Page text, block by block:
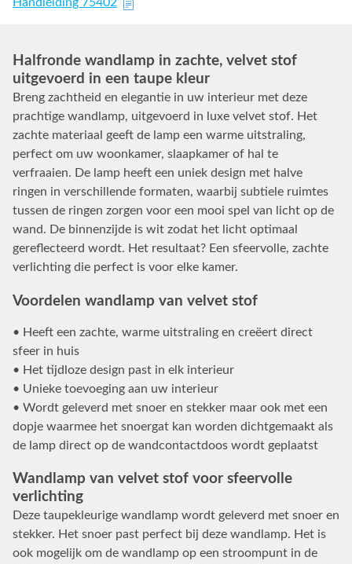
Halfronde wandlamp in zachte, velvet stof
uitgevoerd in een taupe kleur
Breng zachtheid en elegantie in uw interieur met deze
prachtige wandlamp, uitgevoerd in luxe velvet stof. Het
zachte materiaal geeft de lamp een warme uitstraling,
perfect om uw woonkamer, slaapkamer of hal te
verfraaien. De lamp heeft een uniek design met halve
ringen in verschillende formaten, waarbij subtiele ruimtes
tussen de ringen zorgen voor een mooi spel van licht op de
wand. De binnenzijde is wit zodat het licht optimaal
gereflecteerd wordt. Het resultaat? Een sfeervolle, zachte
verlichting die perfect is voor elke kamer.
Voordelen wandlamp van velvet stof
• Heeft een zachte, warme uitstraling en creëert direct
sfeer in huis
• Het tijdloze design past in elk interieur
• Unieke toevoeging aan uw interieur
• Wordt geleverd met snoer en stekker maar ook met een
dopje waarmee het snoergat kan worden dichtgemaakt als
de lamp direct op de wandcontactdoos wordt geplaatst
Wandlamp van velvet stof voor sfeervolle
verlichting
Deze taupekleurige wandlamp wordt geleverd met snoer en
stekker. Het snoer past perfect bij deze wandlamp. Het is
ook mogelijk om de wandlamp op een stroompunt in de